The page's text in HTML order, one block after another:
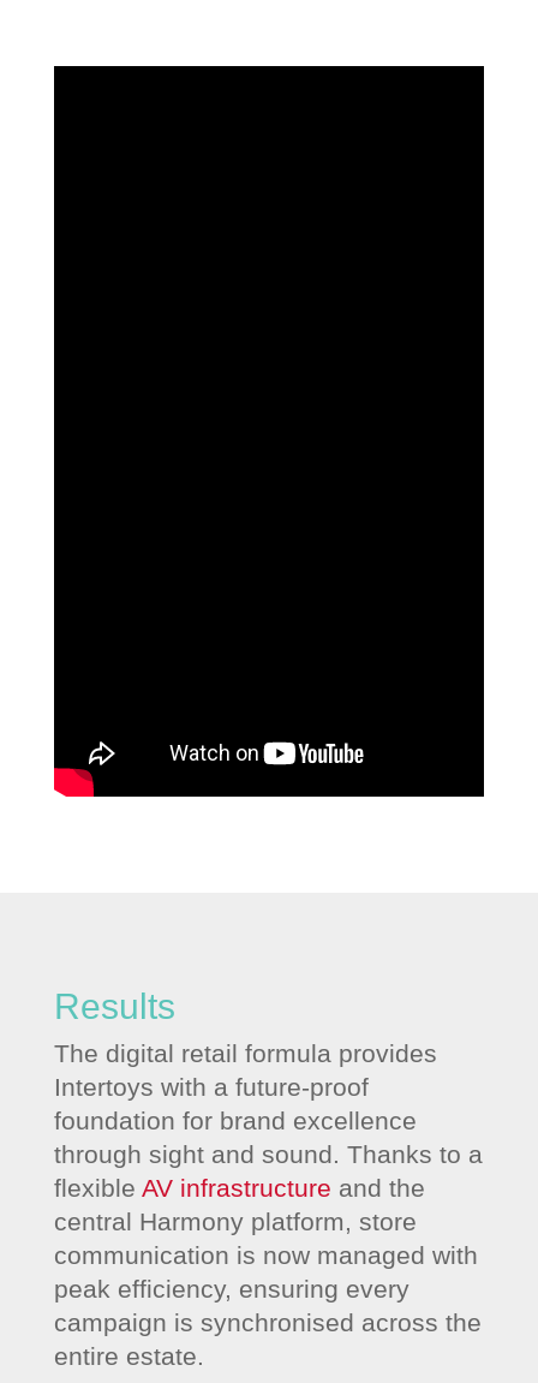
Results
The digital retail formula provides
Intertoys with a future-proof
foundation for brand excellence
through sight and sound. Thanks to a
flexible AV infrastructure and the
central Harmony platform, store
communication is now managed with
peak efficiency, ensuring every
campaign is synchronised across the
entire estate.